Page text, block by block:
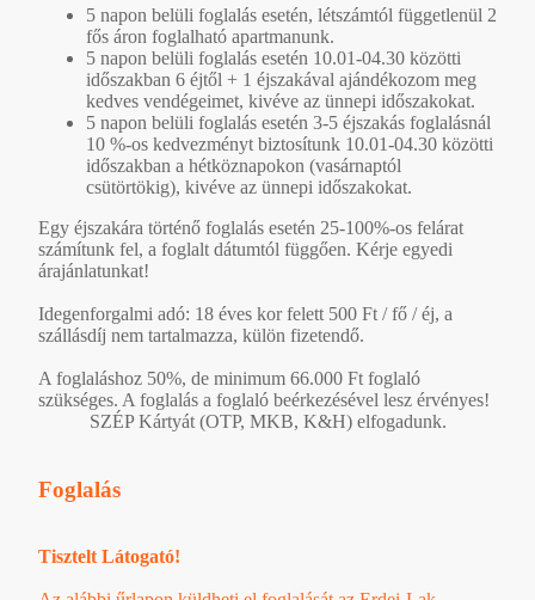
5 napon belüli foglalás esetén, létszámtól függetlenül 2
fős áron foglalható apartmanunk.
5 napon belüli foglalás esetén 10.01-04.30 közötti
időszakban 6 éjtől + 1 éjszakával ajándékozom meg
kedves vendégeimet, kivéve az ünnepi időszakokat.
5 napon belüli foglalás esetén 3-5 éjszakás foglalásnál
10 %-os kedvezményt biztosítunk 10.01-04.30 közötti
időszakban a hétköznapokon (vasárnaptól
csütörtökig), kivéve az ünnepi időszakokat.
Egy éjszakára történő foglalás esetén 25-100%-os felárat
számítunk fel, a foglalt dátumtól függően. Kérje egyedi
árajánlatunkat!
Idegenforgalmi adó: 18 éves kor felett 500 Ft / fő / éj, a
szállásdíj nem tartalmazza, külön fizetendő.
A foglaláshoz 50%, de minimum 66.000 Ft foglaló
szükséges. A foglalás a foglaló beérkezésével lesz érvényes!
SZÉP Kártyát (OTP, MKB, K&H) elfogadunk.
Foglalás
Tisztelt Látogató!